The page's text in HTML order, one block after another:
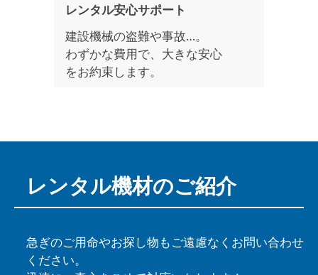
レンタル安心サポート
建設機械の盗難や事故…。
わずかな費用で、大きな安心
をお約束します。
レンタル機材のご紹介
急ぎのご用命やお探し物もご遠慮なくお問い合わせ
ください。